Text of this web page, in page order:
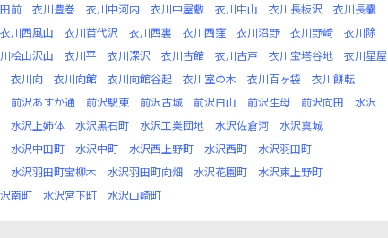
前 衣川豊巻 衣川中河内 衣川中屋敷 衣川中山 衣川長板沢
衣川長嚢
衣川西風山 衣川苗代沢 衣川西裏 衣川西窪 衣川沼野 衣川野崎
衣川除
桧山沢山 衣川平 衣川深沢 衣川古館 衣川古戸 衣川宝塔谷地
衣川星屋
衣川向 衣川向館 衣川向館谷起 衣川室の木 衣川百ヶ袋
衣川餅転
前沢あすか通 前沢駅東 前沢古城 前沢白山 前沢生母 前沢向田
水沢
水沢上姉体 水沢黒石町 水沢工業団地 水沢佐倉河
水沢真城
水沢中田町 水沢中町 水沢西上野町 水沢西町
水沢羽田町
水沢羽田町宝柳木 水沢羽田町向畑 水沢花園町
水沢東上野町
南町 水沢宮下町 水沢山崎町